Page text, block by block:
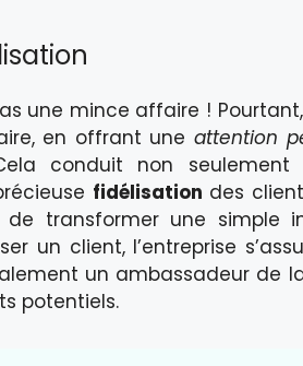
une mince affaire !
en offrant uneattention
conduit non
fidélisation des
transformer une simple
un client, l’entreprise
un ambassadeur de
potentiels.